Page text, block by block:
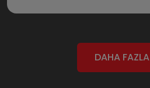
DAHA FAZLA